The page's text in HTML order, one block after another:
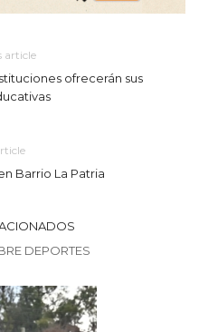
article
ofrecerán sus
Barrio La Patria
DEPORTES